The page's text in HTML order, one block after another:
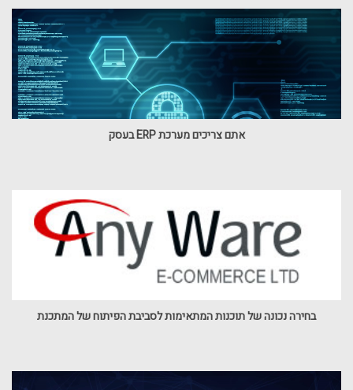
אתם צריכים מערכת ERP בעסק
בחירה נכונה של תוכנות המתאימות לסביבת הפיתוח של המתכנת